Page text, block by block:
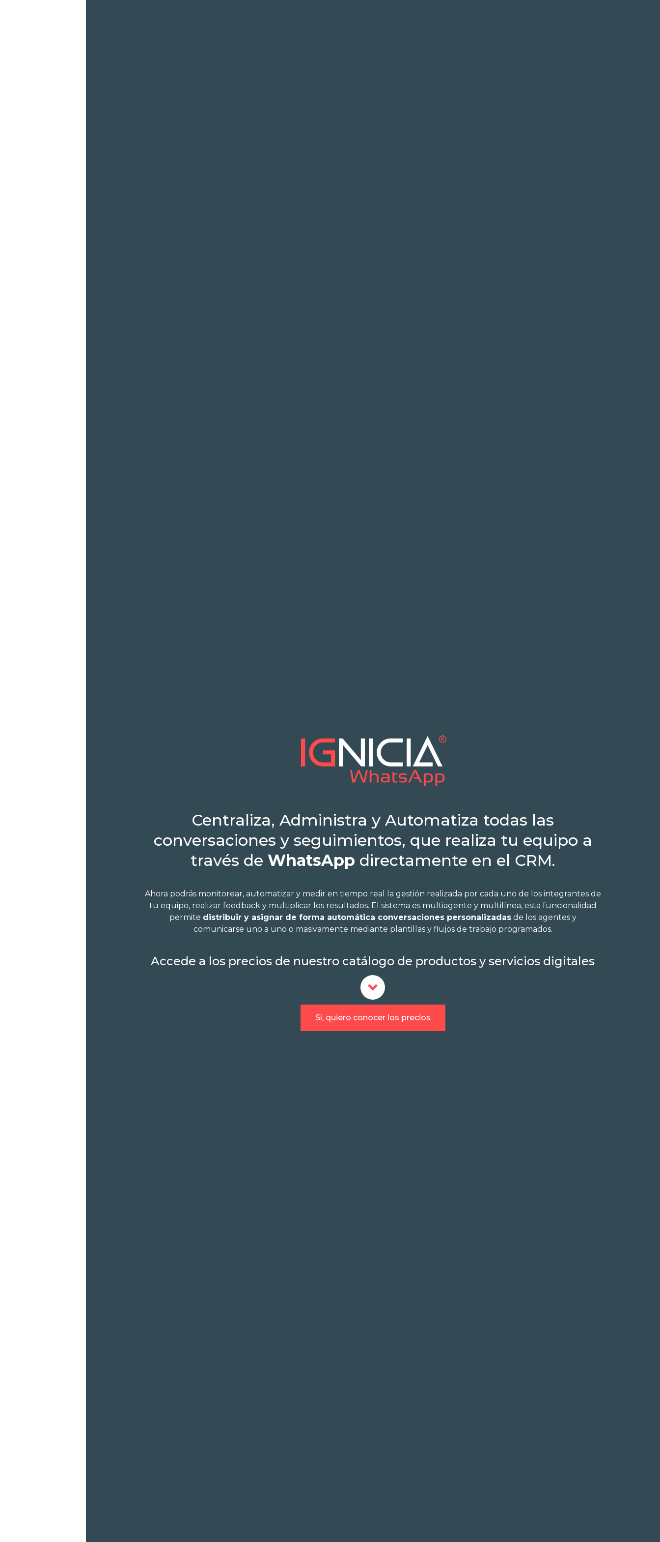
Centraliza, Administra y Automatiza todas las
conversaciones y seguimientos, que realiza tu equipo a
través de WhatsApp directamente en el CRM.
Ahora podrás monitorear, automatizar y medir en tiempo real la gestión realizada por cada uno de los integrantes de
tu equipo, realizar feedback y multiplicar los resultados. El sistema es multiagente y multilínea, esta funcionalidad
permite distribuir y asignar de forma automática conversaciones personalizadasde los agentes y
comunicarse uno a uno o masivamente mediante plantillas y flujos de trabajo programados.
Accede a los precios de nuestro catálogo de productos y servicios digitales
Sí, quiero conocer los precios